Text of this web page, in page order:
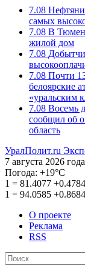
7.08
самых
7.08 В
жилой дом
7.08
7.08 Почти
белоярские
«уральским
7.08 Восемь
сообщил об
область
УралПолит.ru
7 августа 2026 года
Погода: +19°С
1 = 81.4077 +0.4784
1 = 94.0585 +0.8684
О проекте
Реклама
RSS